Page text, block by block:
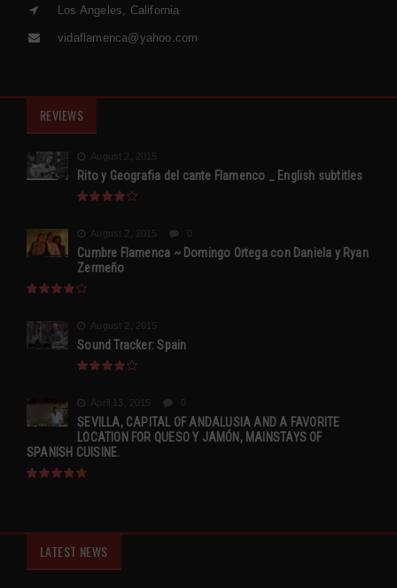
Los Angeles, California
vidaflamenca@yahoo.com
REVIEWS
August 2, 2015
Rito y Geografia del cante Flamenco _ English subtitles
August 2, 2015
Cumbre Flamenca ~ Domingo Ortega con Daniela y Ryan
Zermeño
August 2, 2015
Sound Tracker: Spain
April 13, 2015
SEVILLA, CAPITAL OF ANDALUSIA AND A FAVORITE
LOCATION FOR QUESO Y JAMÓN, MAINSTAYS OF
SPANISH CUISINE.
LATEST NEWS